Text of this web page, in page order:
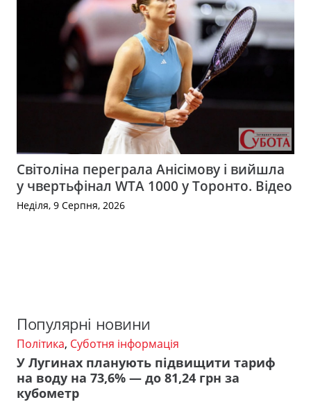
Світоліна переграла Анісімову і вийшла
у чвертьфінал WTA 1000 у Торонто. Відео
Неділя, 9 Серпня, 2026
Популярні новини
Політика, Суботня інформація
У Лугинах планують підвищити тариф
на воду на 73,6% — до 81,24 грн за
кубометр